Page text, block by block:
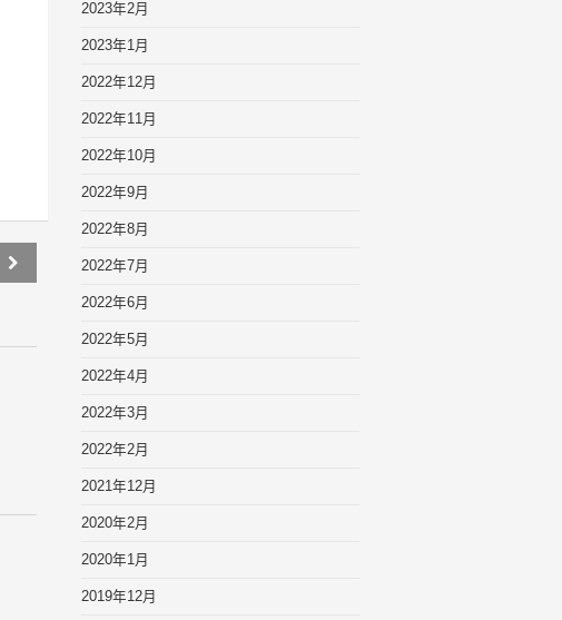
2023年2月
2023年1月
2022年12月
2022年11月
2022年10月
2022年9月
2022年8月
2022年7月
2022年6月
2022年5月
2022年4月
2022年3月
2022年2月
2021年12月
2020年2月
2020年1月
2019年12月